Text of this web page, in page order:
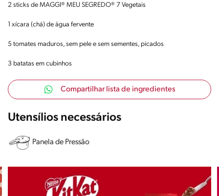
2 sticks de MAGGI® MEU SEGREDO® 7 Vegetais
1 xícara (chá) de água fervente
5 tomates maduros, sem pele e sem sementes, picados
3 batatas em cubinhos
Compartilhar lista de ingredientes
Utensílios necessários
Panela de Pressão